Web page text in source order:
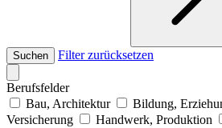
Suchen Filter zurücksetzen
Berufsfelder
Bau, Architektur
Bildung,
Versicherung
Handwerk, Produktion